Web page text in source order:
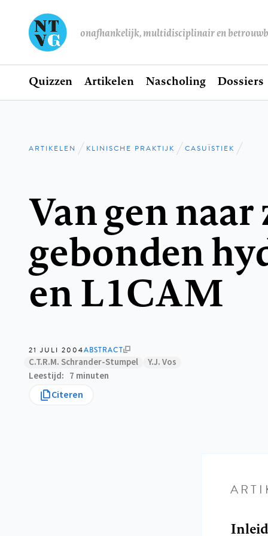
onafhankelijk, multidisciplinair en
Hoofdnavigatie
Home
Quizzen Artikelen Nascholing Dossiers
Kruimelpad
ARTIKELEN KLINISCHE PRAKTIJK CASUÏSTIEK
Van gen naar
gebonden
en L1CAM
21 JULI 2004ABSTRACT
C.T.R.M. Schrander-Stumpel
Y.J. Vos
Leestijd
7 minuten
Citeren